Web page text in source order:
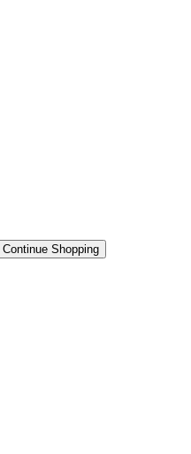
Continue Shopping